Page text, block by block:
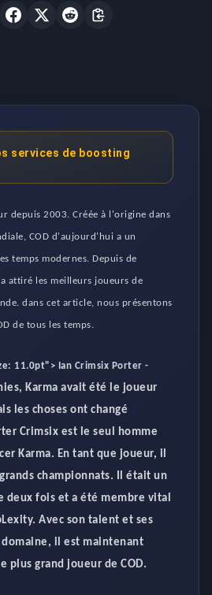
services de boosting
depuis 2003. Créée à l'origine dans
COD d'aujourd'hui a un
temps modernes. Depuis de
attiré les meilleurs joueurs de
dans cet article, nous présentons
de tous les temps.
11.0pt"> Ian Crimsix Porter-
Karma avait été le joueur
les choses ont changé
Crimsix est le seul homme
Karma. En tant que joueur, il
championnats. Il était un
deux fois et a été membre vital
Avec son talent et ses
il est maintenant
plus grand joueur de COD.